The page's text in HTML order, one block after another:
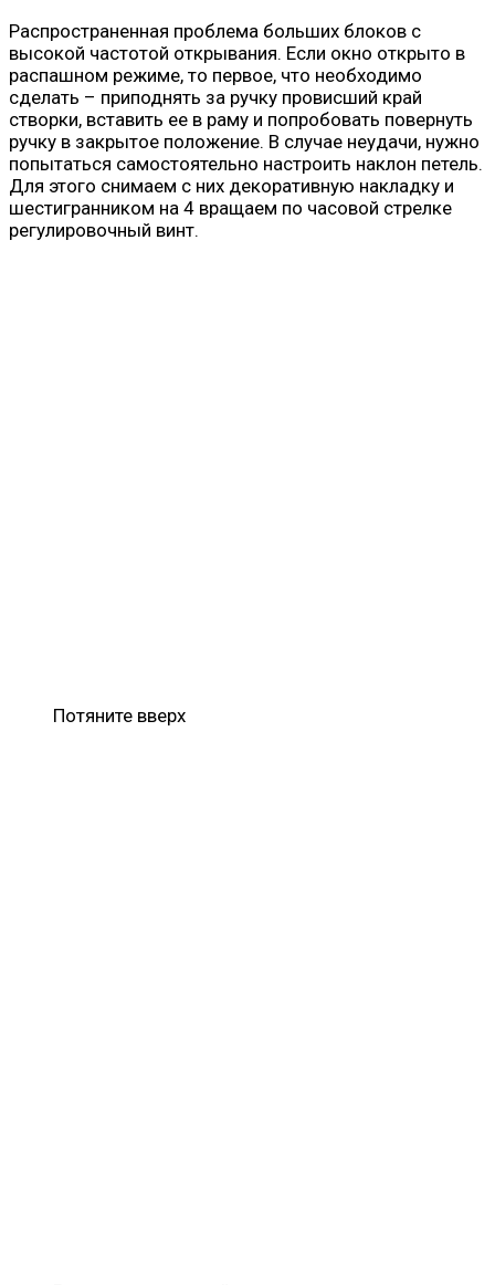
Распространенная проблема больших блоков с
высокой частотой открывания. Если окно открыто в
распашном режиме, то первое, что необходимо
сделать – приподнять за ручку провисший край
створки, вставить ее в раму и попробовать повернуть
ручку в закрытое положение. В случае неудачи, нужно
попытаться самостоятельно настроить наклон петель.
Для этого снимаем с них декоративную накладку и
шестигранником на 4 вращаем по часовой стрелке
регулировочный винт.
Потяните вверх